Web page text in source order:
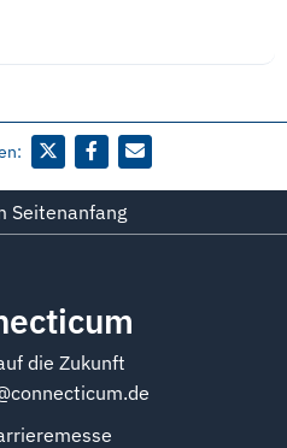
Seitenanfang
die Zukunft